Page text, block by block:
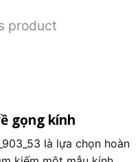
product
gọng kính
là lựa chọn hoàn